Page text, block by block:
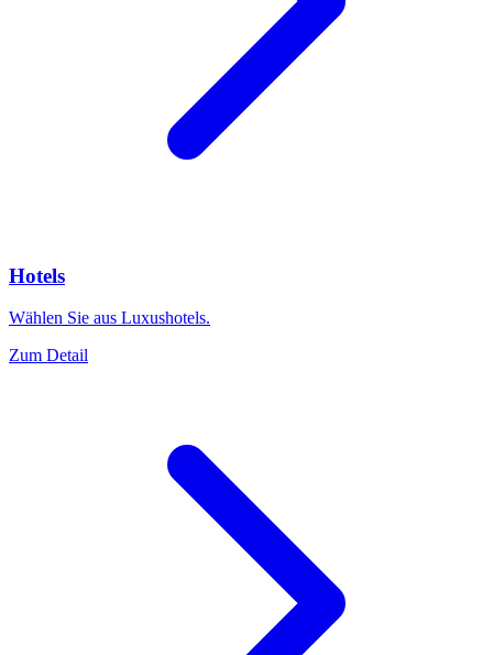
Hotels
Wählen Sie aus Luxushotels.
Zum Detail